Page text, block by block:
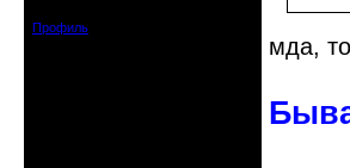
Профиль
мда,